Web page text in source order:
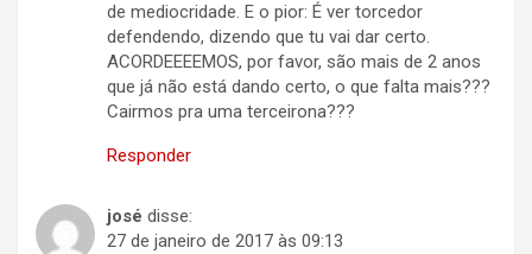
de mediocridade. E o pior: É ver torcedor
defendendo, dizendo que tu vai dar certo.
ACORDEEEEMOS, por favor, são mais de 2 anos
que já não está dando certo, o que falta mais???
Cairmos pra uma terceirona???
Responder
josé disse:
27 de janeiro de 2017 às 09:13